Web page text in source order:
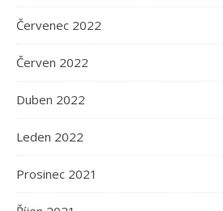
Červenec 2022
Červen 2022
Duben 2022
Leden 2022
Prosinec 2021